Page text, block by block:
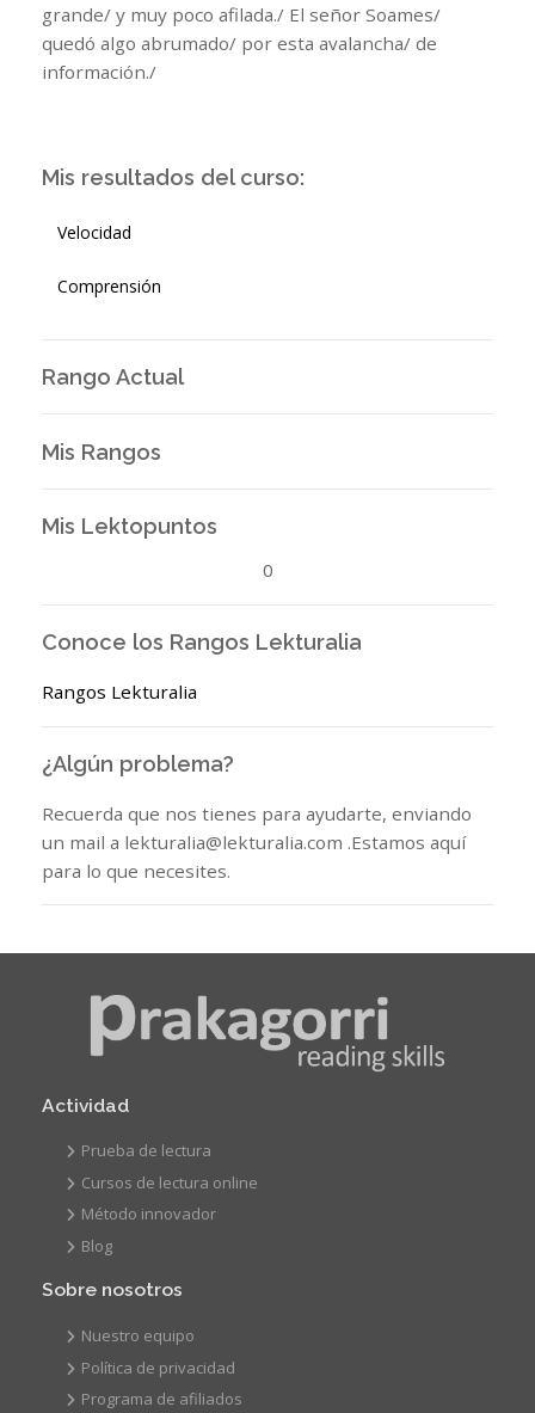
grande/ y muy poco afilada./ El señor Soames/
quedó algo abrumado/ por esta avalancha/ de
información./
Mis resultados del curso:
Velocidad
Comprensión
Rango Actual
Mis Rangos
Mis Lektopuntos
0
Conoce los Rangos Lekturalia
Rangos Lekturalia
¿Algún problema?
Recuerda que nos tienes para ayudarte, enviando
un mail a lekturalia@lekturalia.com .Estamos aquí
para lo que necesites.
Actividad
Prueba de lectura
Cursos de lectura online
Método innovador
Blog
Sobre nosotros
Nuestro equipo
Política de privacidad
Programa de afiliados